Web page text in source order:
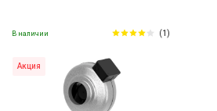
В наличии (1)
Акция